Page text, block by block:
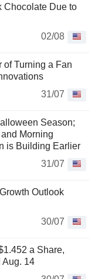
Chocolate Due to
02/08
of Turning a Fan
31/07
Season;
Morning
is Building Earlier
31/07
Outlook
30/07
a Share,
Aug. 14